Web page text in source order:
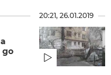
до
20:21, 26.01.2019